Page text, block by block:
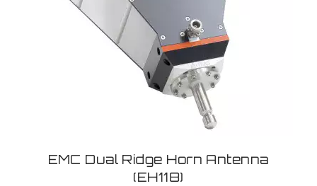
EMC Dual Ridge Horn Antenna
(EH118)